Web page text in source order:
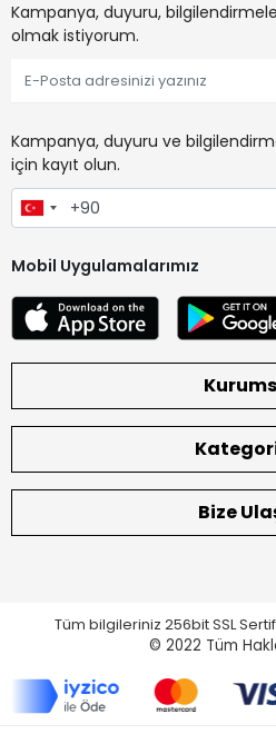
Kampanya, duyuru,
olmak istiyorum.
Kampanya, duyuru ve
için kayıt olun.
Mobil Uygulamalarımız
Bize
Tüm bilgileriniz 256bit SSL
© 2022 Tüm